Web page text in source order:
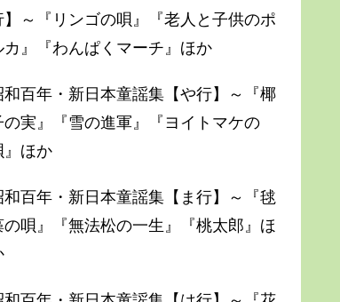
】～『リンゴの唄』『老人と子供のポ
カ』『わんぱくマーチ』ほか
和百年・新日本童謡集【や行】～『椰
の実』『雪の進軍』『ヨイトマケの
』ほか
和百年・新日本童謡集【ま行】～『毬
の唄』『無法松の一生』『桃太郎』ほ